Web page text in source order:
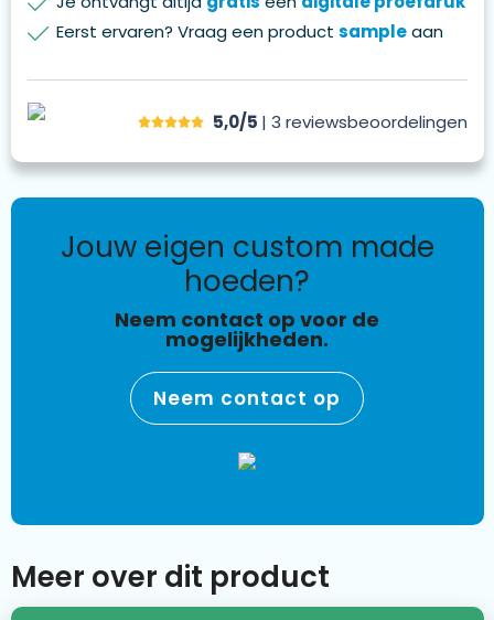
Eerst ervaren? Vraag een product sampleaan
5,0/5 | 3 reviewsbeoordelingen
jouw eigen custom made
hoeden?
Neem contact op voor de
mogelijkheden.
Neem contact op
Meer over dit product